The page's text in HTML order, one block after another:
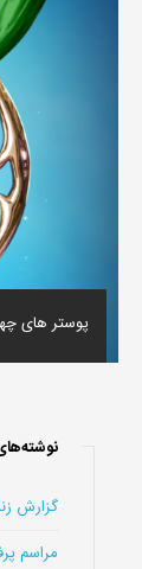
پوستر های
گزارش
مراسم